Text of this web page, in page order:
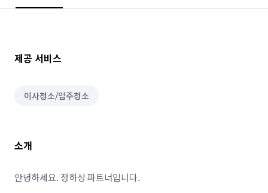
제공 서비스
이사청소/입주청소
소개
안녕하세요. 정하상 파트너입니다.